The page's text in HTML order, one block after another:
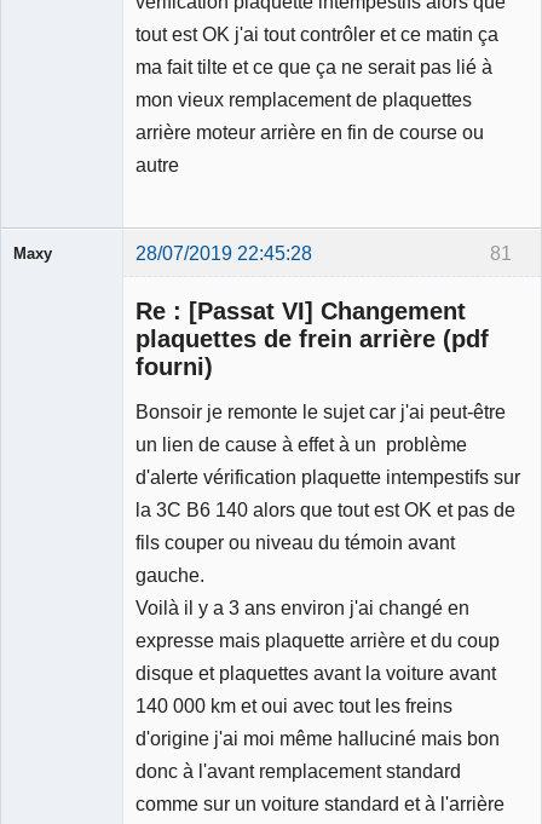
tout est OK j'ai tout contrôler et ce matin ça
ma fait tilte et ce que ça ne serait pas lié à
mon vieux remplacement de plaquettes
arrière moteur arrière en fin de course ou
autre
81
Maxy 28/07/2019 22:45:28
Re : [Passat VI] Changement
plaquettes de frein arrière (pdf
fourni)
Bonsoir je remonte le sujet car j'ai peut-être
un lien de cause à effet à un problème
d'alerte vérification plaquette intempestifs sur
la 3C B6 140 alors que tout est OK et pas de
fils couper ou niveau du témoin avant
gauche.
Voilà il y a 3 ans environ j'ai changé en
expresse mais plaquette arrière et du coup
disque et plaquettes avant la voiture avant
140 000 km et oui avec tout les freins
d'origine j'ai moi même halluciné mais bon
donc à l'avant remplacement standard
comme sur un voiture standard et à l'arrière